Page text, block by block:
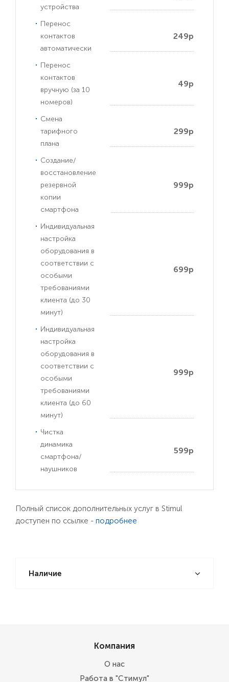
устройства
Перенос
контактов
автоматически
249р
Перенос
контактов
вручную (за 10
номеров)
49р
Смена
тарифного
плана
299р
Создание/
восстановление
резервной
копии
смартфона
999р
Индивидуальная
настройка
оборудования в
соответствии с
особыми
требованиями
клиента (до 30
минут)
699р
Индивидуальная
настройка
оборудования в
соответствии с
особыми
требованиями
клиента (до 60
минут)
999р
Чистка
динамика
смартфона/
наушников
599р
Полный список дополнительных услуг в Stimul
доступен по ссылке - подробнее
Наличие
Компания
О нас
Работа в "Стимул"